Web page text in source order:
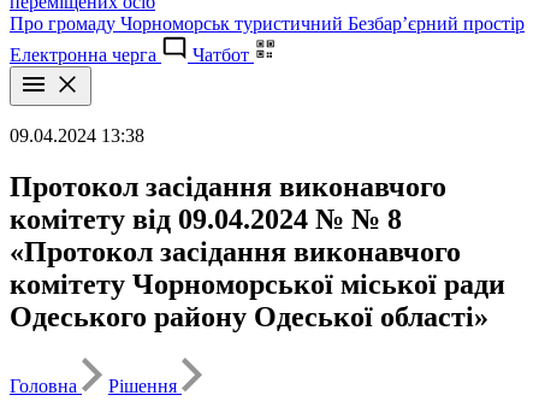
Про громаду Чорноморськ туристичний Безбар’єрний простір
Електронна черга
Чатбот
09.04.2024 13:38
Протокол засідання виконавчого
комітету від 09.04.2024 № № 8
«Протокол засідання виконавчого
комітету Чорноморської міської ради
Одеського району Одеської області»
Головна
Рішення